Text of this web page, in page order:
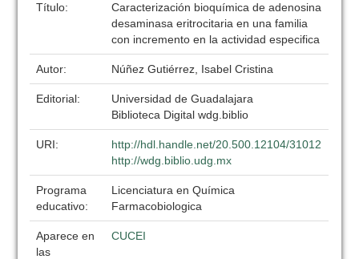
Título:
Caracterización bioquímica de adenosina
desaminasa eritrocitaria en una familia
con incremento en la actividad especifica
Autor: Núñez Gutiérrez, Isabel Cristina
Editorial:
Universidad de Guadalajara
Biblioteca Digital wdg.biblio
URI:
http://hdl.handle.net/20.500.12104/31012
http://wdg.biblio.udg.mx
Programa
educativo:
Licenciatura en Química
Farmacobiologica
Aparece en
las
CUCEI